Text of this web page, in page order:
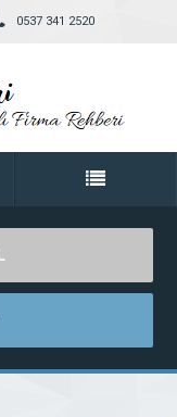
0537 341 2520